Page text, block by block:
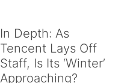
In Depth: As
Tencent Lays Off
Staff, Is Its ‘Winter’
Approaching?